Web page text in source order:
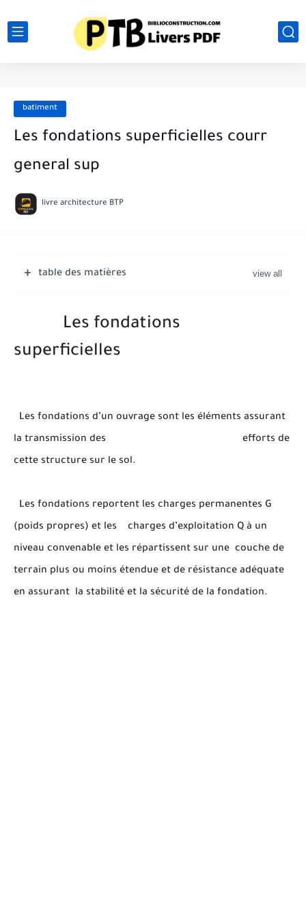
batiment
Les fondations superficielles courr
general sup
livre architecture BTP
table des matières
Les fondations
superficielles
Les fondations d’un ouvrage sont les éléments assurant
la transmission des efforts de
cette structure sur le sol.
Les fondations reportent les charges permanentes G
(poids propres) et les charges d’exploitation Q à un
niveau convenable et les répartissent sur une couche de
terrain plus ou moins étendue et de résistance adéquate
en assurant la stabilité et la sécurité de la fondation.